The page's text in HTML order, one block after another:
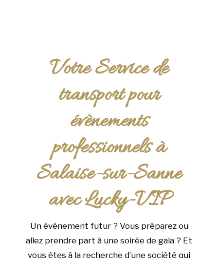
Votre Service de
transport pour
évènements
professionnels à
Salaise-sur-Sanne
avec Lucky-VIP
Un événement futur ? Vous préparez ou
allez prendre part à une soirée de gala ? Et
vous êtes à la recherche d’une société qui